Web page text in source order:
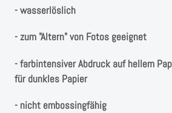
- wasserlöslich
- zum "Altern" von Fotos geeignet
- farbintensiver Abdruck auf hellem
für dunkles Papier
- nicht embossingfähig